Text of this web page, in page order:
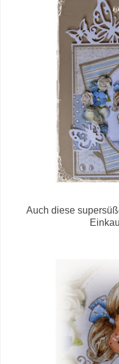
Auch diese